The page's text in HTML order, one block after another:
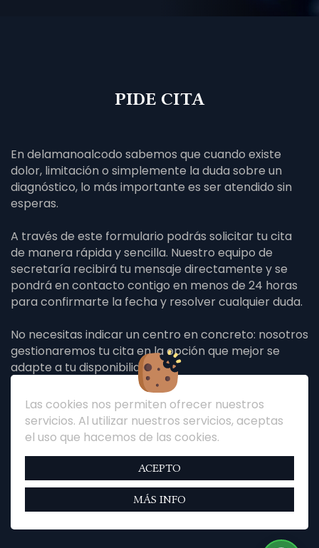
Las cookies nos permiten ofrecer nuestros
servicios. Al utilizar nuestros servicios, aceptas
el uso que hacemos de las cookies.
ACEPTO
MÁS INFO
PIDE CITA
En delamanoalcodo sabemos que cuando existe
dolor, limitación o simplemente la duda sobre un
diagnóstico, lo más importante es ser atendido sin
esperas.
A través de este formulario podrás solicitar tu cita
de manera rápida y sencilla. Nuestro equipo de
secretaría recibirá tu mensaje directamente y se
pondrá en contacto contigo en menos de 24 horas
para confirmarte la fecha y resolver cualquier duda.
No necesitas indicar un centro en concreto: nosotros
gestionaremos tu cita en la opción que mejor se
adapte a tu disponibilidad.
👉 Completa tus datos, cuéntanos brevemente el
motivo de tu consulta y da el primer paso para
recuperar la salud y la confianza en tus manos.
Nota: La información enviada será tratada de forma
confidencial y solo utilizada para gestionar tu cita.